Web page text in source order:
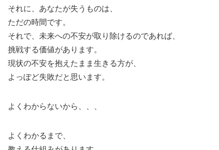
それに、あなたが失うものは、
ただの時間です。
それで、未来への不安が取り除けるのであれば、
挑戦する価値があります。
現状の不安を抱えたまま生きる方が、
よっぽど失敗だと思います。
よくわからないから、、、
よくわかるまで、